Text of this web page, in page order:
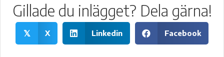
Gillade du inlägget? Dela gärna!
𝕏 X Linkedin Facebook